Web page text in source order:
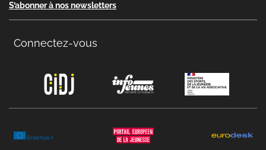
S’abonner à nos newsletters
Connectez-vous